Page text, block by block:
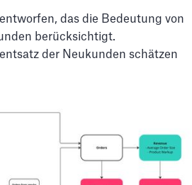
das die Bedeutung von
berücksichtigt.
der Neukunden schätzen